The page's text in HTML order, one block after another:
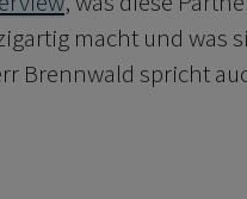
macht und was
Brennwald spricht